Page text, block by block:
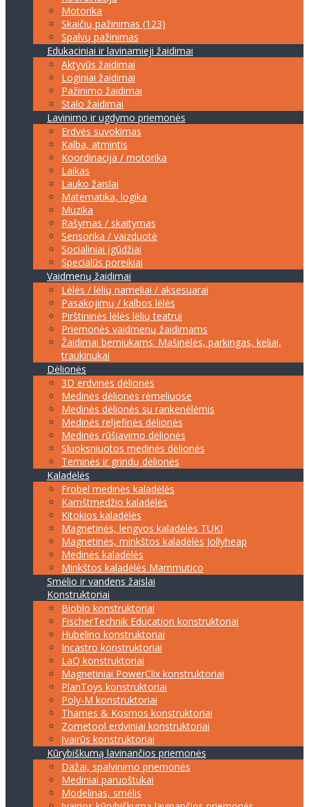
Motorika
Skaičių pažinimas (123)
Spalvų pažinimas
Edukaciniai ir lavinamieji žaidimai
Aktyvūs žaidimai
Loginiai žaidimai
Pažinimo žaidimai
Stalo žaidimai
Lavinimo ir ugdymo priemonės
Erdvės suvokimas
Kalba, atmintis
Koordinacija / motorika
Laikas
Lauko žaislai
Matematika, logika
Muzika
Rašymas / skaitymas
Sensorika / vaizduotė
Socialiniai įgūdžiai
Specialūs poreikiai
Vaidmenų žaidimai
Lėlės / lėlių nameliai / aksesuarai
Pasakojimų / kalbos lėlės
Pirštininės lėlės lėlių teatrui
Priemonės vaidmenų žaidimams
Žaidimai berniukams. Mašinėlės, parkingas, keliai,
traukinukai
Dėlionės
3D erdvinės dėlionės
Medinės dėlionės rėmeliuose
Medinės dėlionės su rankenėlėmis
Medinės reljefinės dėlionės
Medinės rūšiavimo dėlionės
Sluoksniuotos medinės dėlionės
Teminės ir grindų dėlionės
Kaladėlės
Frobel medinės kaladėlės
Kamštmedžio kaladėlės
Kitokios kaladėlės
Magnetinės, lengvos kaladėlės TUKI
Magnetinės, minkštos kaladėlės Jollyheap
Medinės kaladėlės
Minkštos kaladėlės Mammutico
Smėlio ir vandens žaislai
Konstruktoriai
Bioblo konstruktoriai
FischerTechnik Education konstruktoriai
Hubelino konstruktoriai
Incastro konstruktoriai
LaQ konstruktoriai
Magnetiniai PowerClix konstruktoriai
PlanToys konstruktoriai
Poly-M konstruktoriai
Thames & Kosmos konstruktoriai
Zometool erdviniai konstruktoriai
Įvairūs konstruktoriai
Kūrybiškumą lavinančios priemonės
Dažai, spalvinimo priemonės
Mediniai paruoštukai
Modelinas, smėlis